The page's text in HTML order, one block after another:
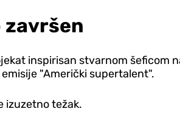
inspirisan stvarnom
"Američki supertalent".
izuzetno težak.